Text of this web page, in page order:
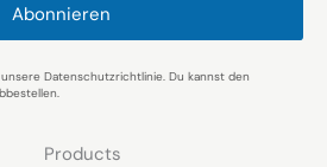
Abonnieren
Datenschutzrichtlinie. Du kannst den
Products